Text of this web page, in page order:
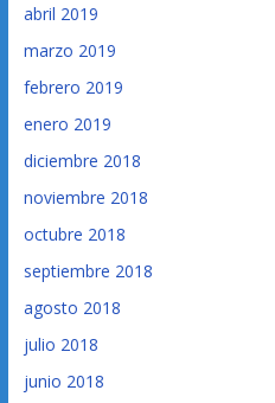
abril 2019
marzo 2019
febrero 2019
enero 2019
diciembre 2018
noviembre 2018
octubre 2018
septiembre 2018
agosto 2018
julio 2018
junio 2018